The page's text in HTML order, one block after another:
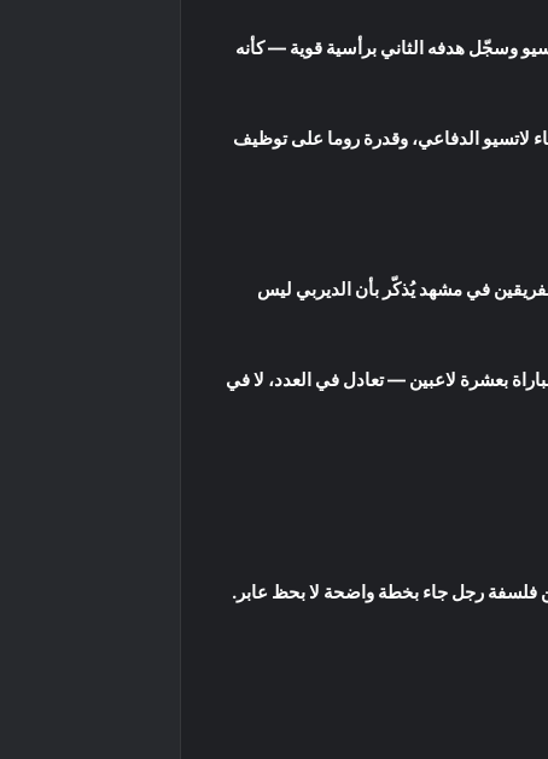
وسجّل هدفه الثاني برأسية قوية — كأنه
لاتسيو الدفاعي، وقدرة روما على توظيف
في مشهد يُذكّر بأن الديربي ليس
بعشرة لاعبين — تعادل في العدد، لا في
فلسفة رجل جاء بخطة واضحة لا بحظ عابر.